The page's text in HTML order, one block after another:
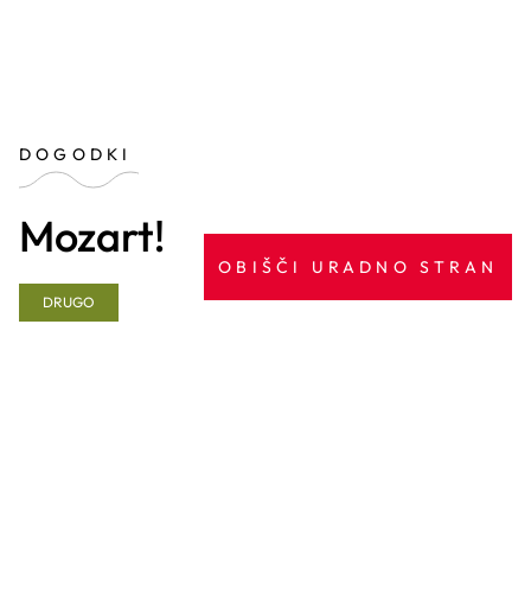
DOGODKI
Mozart!
DRUGO
OBIŠČI URADNO STRAN